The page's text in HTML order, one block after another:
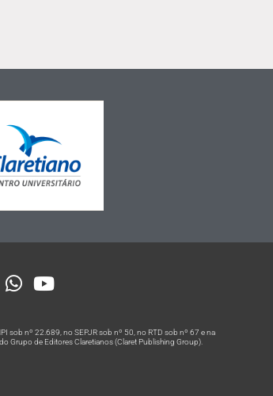
sob nº 22.689, no SEPJR sob nº 50, no RTD sob nº 67 e na
Grupo de Editores Claretianos (Claret Publishing Group).